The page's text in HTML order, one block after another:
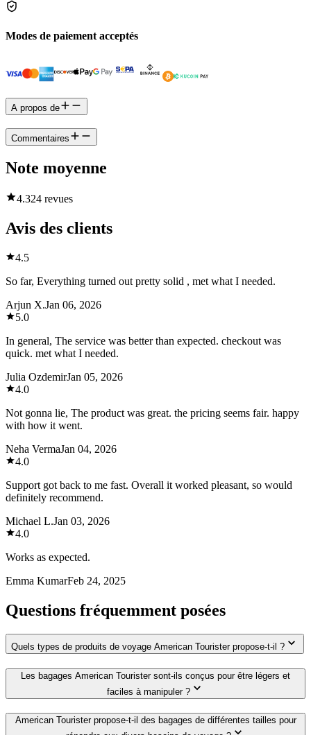
Modes de paiement acceptés
A propos de
Commentaires
Note moyenne
4.324 revues
Avis des clients
4.5
So far, Everything turned out pretty solid , met what I needed.
Arjun X.Jan 06, 2026
5.0
In general, The service was better than expected. checkout was
quick. met what I needed.
Julia OzdemirJan 05, 2026
4.0
Not gonna lie, The product was great. the pricing seems fair. happy
with how it went.
Neha VermaJan 04, 2026
4.0
Support got back to me fast. Overall it worked pleasant, so would
definitely recommend.
Michael L.Jan 03, 2026
4.0
Works as expected.
Emma KumarFeb 24, 2025
Questions fréquemment posées
Quels types de produits de voyage American Tourister propose-t-il ?
Les bagages American Tourister sont-ils conçus pour être légers et
faciles à manipuler ?
American Tourister propose-t-il des bagages de différentes tailles pour